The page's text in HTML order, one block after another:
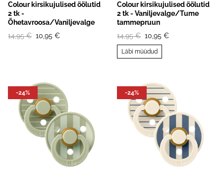
Colour kirsikujulised öölutid
2 tk -
Õhetavroosa/Vaniljevalge
14,95 € 10,95 €
Colour kirsikujulised öölutid
2 tk - Vaniljevalge/Tume
tammepruun
14,95 € 10,95 €
Läbi müüdud
-24% -24%